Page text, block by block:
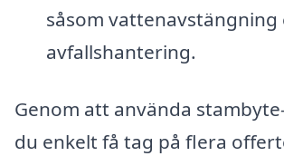
såsom vattenavstängning
avfallshantering.
Genom att använda
du enkelt få tag på flera